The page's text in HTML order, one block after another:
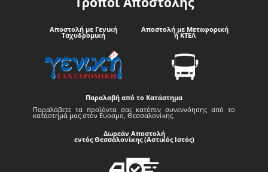
Αποστολή με Γενική
Ταχυδρομική
Αποστολή με Μεταφορική
ή ΚΤΕΛ
Παραλαβή από το Κατάστημα
Παραλάβετε τα προϊόντα σας κατόπιν συνεννόησης από το
κατάστημά μας στον Εύοσμο, Θεσσαλονίκης.
Δωρεάν Αποστολή
εντός Θεσσαλονίκης (Αστικός Ιστός)